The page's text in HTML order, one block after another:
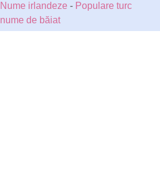
Nume irlandeze - Populare turc
nume de băiat